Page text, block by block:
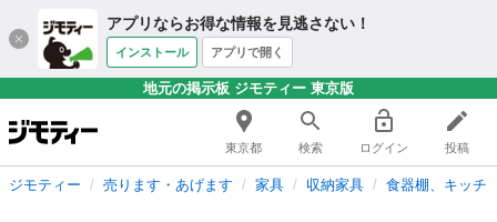
アプリならお得な情報を見逃さない！
インストール アプリで開く
地元の掲示板 ジモティー 東京版
東京都 検索 ログイン 投稿
ジモティー 売ります・あげます 家具 収納家具 食器棚、キッチ